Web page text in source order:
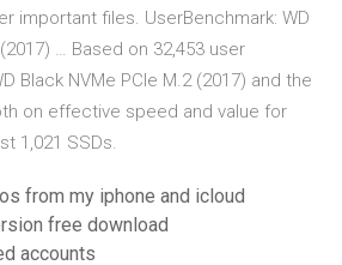
important files. UserBenchmark: WD
… Based on 32,453 user
Black NVMe PCIe M.2 (2017) and the
on effective speed and value for
1,021 SSDs.
from my iphone and icloud
free download
accounts